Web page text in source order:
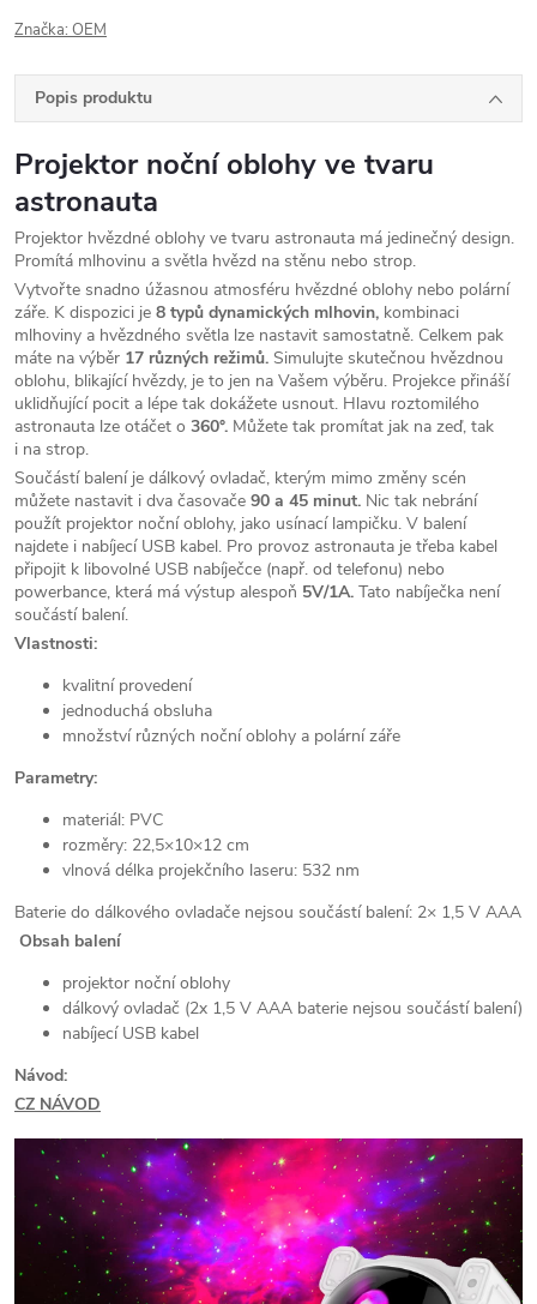
Značka: OEM
Popis produktu
Projektor noční oblohy ve tvaru
astronauta
Projektor hvězdné oblohy ve tvaru astronauta má jedinečný design.
Promítá mlhovinu a světla hvězd na stěnu nebo strop.
Vytvořte snadno úžasnou atmosféru hvězdné oblohy nebo polární
záře. K dispozici je 8 typů dynamických mlhovin, kombinaci
mlhoviny a hvězdného světla lze nastavit samostatně. Celkem pak
máte na výběr 17 různých režimů. Simulujte skutečnou hvězdnou
oblohu, blikající hvězdy, je to jen na Vašem výběru. Projekce přináší
uklidňující pocit a lépe tak dokážete usnout. Hlavu roztomilého
astronauta lze otáčet o 360°. Můžete tak promítat jak na zeď, tak
i na strop.
Součástí balení je dálkový ovladač, kterým mimo změny scén
můžete nastavit i dva časovače 90 a 45 minut. Nic tak nebrání
použít projektor noční oblohy, jako usínací lampičku. V balení
najdete i nabíjecí USB kabel. Pro provoz astronauta je třeba kabel
připojit k libovolné USB nabíječce (např. od telefonu) nebo
powerbance, která má výstup alespoň 5V/1A. Tato nabíječka není
součástí balení.
Vlastnosti:
kvalitní provedení
jednoduchá obsluha
množství různých noční oblohy a polární záře
Parametry:
materiál: PVC
rozměry: 22,5×10×12 cm
vlnová délka projekčního laseru: 532 nm
Baterie do dálkového ovladače nejsou součástí balení: 2× 1,5 V AAA
Obsah balení
projektor noční oblohy
dálkový ovladač (2x 1,5 V AAA baterie nejsou součástí balení)
nabíjecí USB kabel
Návod:
CZ NÁVOD